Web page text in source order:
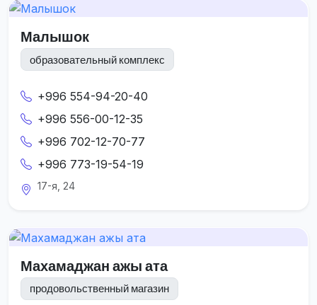
Малышок
образовательный комплекс
+996 554-94-20-40
+996 556-00-12-35
+996 702-12-70-77
+996 773-19-54-19
17-я, 24
Махамаджан ажы ата
продовольственный магазин